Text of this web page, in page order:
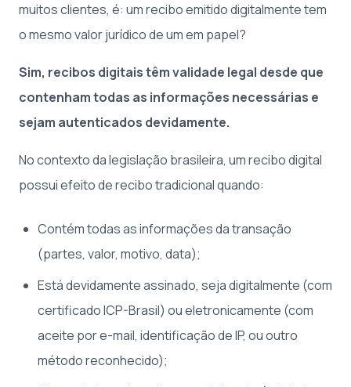
muitos clientes, é: um recibo emitido digitalmente tem
o mesmo valor jurídico de um em papel?
Sim, recibos digitais têm validade legal desde que
contenham todas as informações necessárias e
sejam autenticados devidamente.
No contexto da legislação brasileira, um recibo digital
possui efeito de recibo tradicional quando:
Contém todas as informações da transação
(partes, valor, motivo, data);
Está devidamente assinado, seja digitalmente (com
certificado ICP-Brasil) ou eletronicamente (com
aceite por e-mail, identificação de IP, ou outro
método reconhecido);